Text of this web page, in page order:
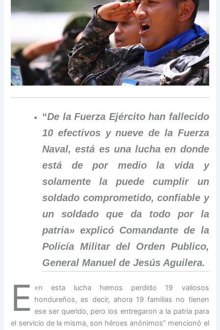
“De la Fuerza Ejército han fallecido
10 efectivos y nueve de la Fuerza
Naval, está es una lucha en donde
está de por medio la vida y
solamente la puede cumplir un
soldado comprometido, confiable y
un soldado que da todo por la
patria» explicó Comandante de la
Policía Militar del Orden Publico,
General Manuel de Jesús Aguilera.
«
E
n esta lucha hemos perdido 19 valiosos
hondureños, es decir, ahora 19 familias no tienen
ese ser querido, pero los entregaron a la patria para
el servicio de la misma, son héroes anónimos” mencionó el